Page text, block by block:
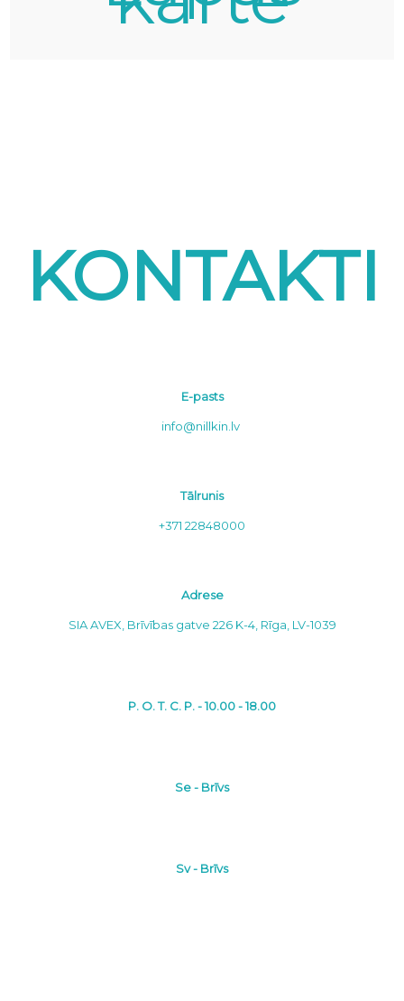
KONTAKTI
E-pasts
info@nillkin.lv
Tālrunis
+371 22848000
Adrese
SIA AVEX, Brīvības gatve 226 K-4, Rīga, LV-1039
P. O. T. C. P. - 10.00 - 18.00
Se - Brīvs
Sv - Brīvs